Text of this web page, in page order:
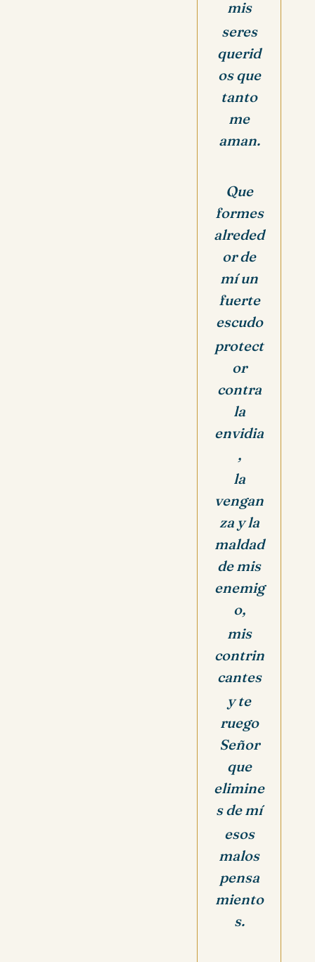
mis
seres
querid
os que
tanto
me
aman.
Que
formes
alreded
or de
mí un
fuerte
escudo
protect
or
contra
la
envidia
,
la
vengan
za y la
maldad
de mis
enemig
o,
mis
contrin
cantes
y te
ruego
Señor
que
elimine
s de mí
esos
malos
pensa
miento
s.